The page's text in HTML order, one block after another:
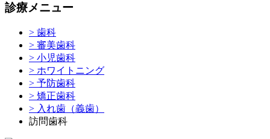
診療メニュー
> 歯科
> 審美歯科
> 小児歯科
> ホワイトニング
> 予防歯科
> 矯正歯科
> 入れ歯（義歯）
訪問歯科